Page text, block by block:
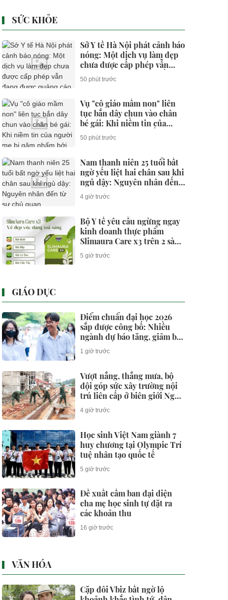
SỨC KHỎE
Sở Y tế Hà Nội phát cảnh báo
nóng: Một dịch vụ làm đẹp
chưa được cấp phép vẫn
đang được quảng cáo rầm rộ
50 phút trước
Vụ "cô giáo mầm non" liên
tục bắn dây chun vào chân
bé gái: Khi niềm tin của
người mẹ bị gặm nhấm bởi
những con sâu mọt
50 phút trước
Nam thanh niên 25 tuổi bất
ngờ yếu liệt hai chân sau khi
ngủ dậy: Nguyên nhân đến
từ sự chủ quan
4 giờ trước
Bộ Y tế yêu cầu ngừng ngay
kinh doanh thực phẩm
Slimaura Care x3 trên 2 sàn
thương mại điện tử
5 giờ trước
GIÁO DỤC
Điểm chuẩn đại học 2026
sắp được công bố: Nhiều
ngành dự báo tăng, giảm bất
ngờ
1 giờ trước
Vượt nắng, thắng mưa, bộ
đội góp sức xây trường nội
trú liên cấp ở biên giới Nghệ
An
4 giờ trước
Học sinh Việt Nam giành 7
huy chương tại Olympic Trí
tuệ nhân tạo quốc tế
5 giờ trước
Đề xuất cấm ban đại diện
cha mẹ học sinh tự đặt ra
các khoản thu
16 giờ trước
VĂN HÓA
Cặp đôi Vbiz bất ngờ lộ